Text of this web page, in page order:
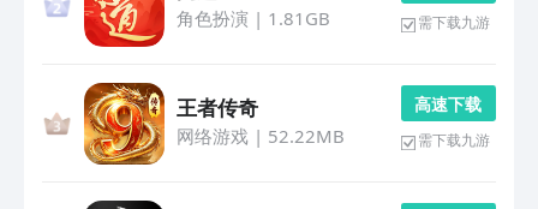
角色扮演 | 1.81GB 需下载九游
王者传奇
网络游戏| 52.22MB
高 速 下 载
需下载九游